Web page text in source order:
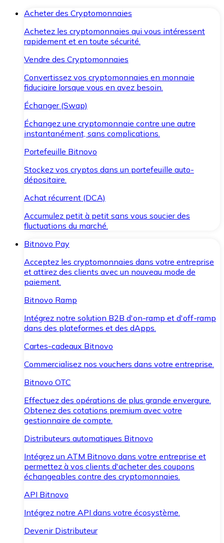
Acheter des Cryptomonnaies
Achetez les cryptomonnaies qui vous intéressent
rapidement et en toute sécurité.
Vendre des Cryptomonnaies
Convertissez vos cryptomonnaies en monnaie
fiduciaire lorsque vous en avez besoin.
Échanger (Swap)
Échangez une cryptomonnaie contre une autre
instantanément, sans complications.
Portefeuille Bitnovo
Stockez vos cryptos dans un portefeuille auto-
dépositaire.
Achat récurrent (DCA)
Accumulez petit à petit sans vous soucier des
fluctuations du marché.
Bitnovo Pay
Acceptez les cryptomonnaies dans votre entreprise
et attirez des clients avec un nouveau mode de
paiement.
Bitnovo Ramp
Intégrez notre solution B2B d'on-ramp et d'off-ramp
dans des plateformes et des dApps.
Cartes-cadeaux Bitnovo
Commercialisez nos vouchers dans votre entreprise.
Bitnovo OTC
Effectuez des opérations de plus grande envergure.
Obtenez des cotations premium avec votre
gestionnaire de compte.
Distributeurs automatiques Bitnovo
Intégrez un ATM Bitnovo dans votre entreprise et
permettez à vos clients d'acheter des coupons
échangeables contre des cryptomonnaies.
API Bitnovo
Intégrez notre API dans votre écosystème.
Devenir Distributeur